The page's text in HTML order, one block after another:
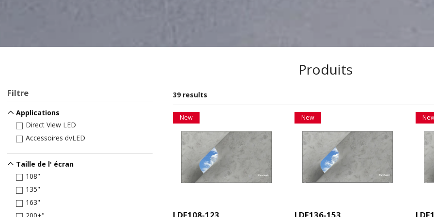
Produits
Filtre
Applications
Direct View LED
Accessoires dvLED
Taille de l' écran
108"
135"
163"
39 results
New New